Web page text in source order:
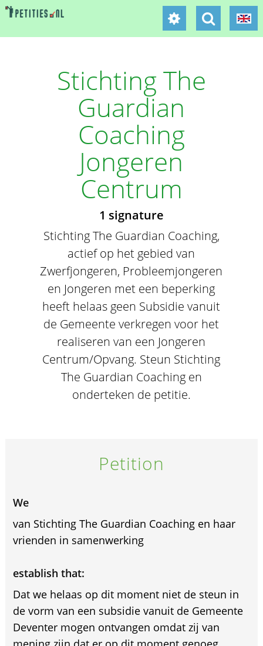
Stichting The
Guardian
Coaching
Jongeren
Centrum
1 signature
Stichting The Guardian Coaching,
actief op het gebied van
Zwerfjongeren, Probleemjongeren
en Jongeren met een beperking
heeft helaas geen Subsidie vanuit
de Gemeente verkregen voor het
realiseren van een Jongeren
Centrum/Opvang. Steun Stichting
The Guardian Coaching en
onderteken de petitie.
Petition
We
van Stichting The Guardian Coaching en haar
vrienden in samenwerking
establish that:
Dat we helaas op dit moment niet de steun in
de vorm van een subsidie vanuit de Gemeente
Deventer mogen ontvangen omdat zij van